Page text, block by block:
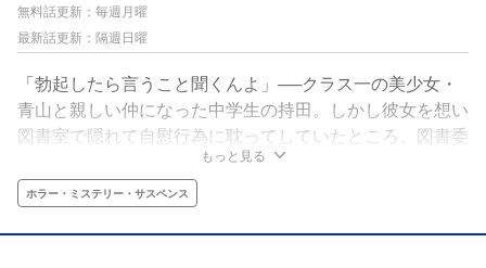
無料話更新：毎週月曜
最新話更新：隔週日曜
「勃起したら言うこと聞くんよ」──クラス一の美少女・
青山と親しい仲になった中学生の持田。しかし彼女を想い
図書室で隠れて自慰行為に耽ってしていたところ、図書委
員の平に見られてしまう。絶体絶命の状況だったが、平は
なぜか持田にキスを要求。わけもわからぬまま唇を奪われ
射精へと導かれた持田は、そのまま秘密の部活動「キスク
ラブ」へと誘われるのだった。禁忌の味に溺れていく、
もっと見る
ホラー・ミステリー・サスペンス